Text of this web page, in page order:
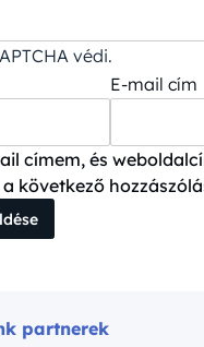
védi.
E-mail cím
címem, és
következő
partnerek